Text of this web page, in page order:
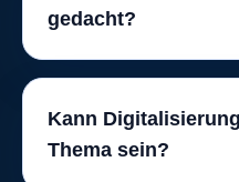
gedacht?
Kann
Thema sein?